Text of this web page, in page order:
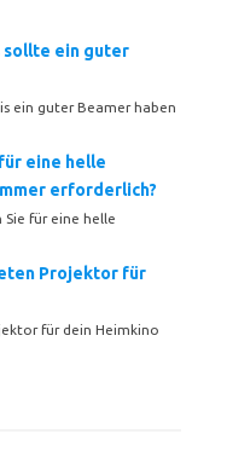
sollte ein guter
ein guter Beamer haben
eine helle
erforderlich?
Sie für eine helle
Projektor für
für dein Heimkino